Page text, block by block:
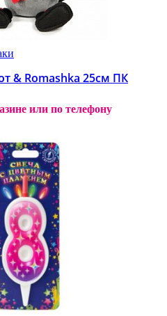
& Romashka 25см ПК
или по телефону